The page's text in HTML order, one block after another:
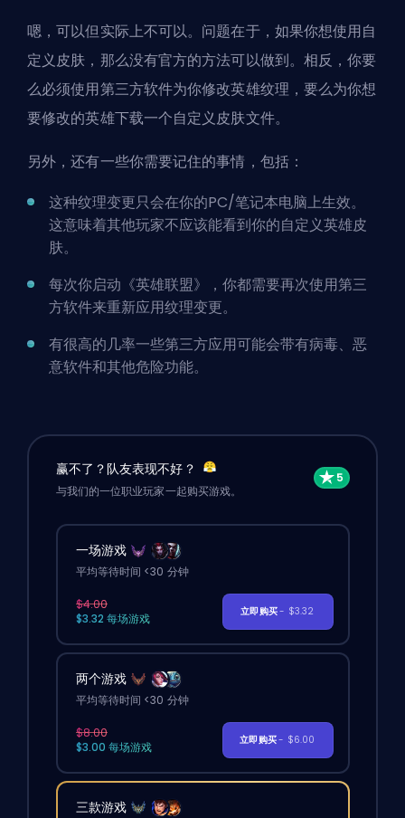
嗯，可以但实际上不可以。问题在于，如果你想使用自
定义皮肤，那么没有官方的方法可以做到。相反，你要
么必须使用第三方软件为你修改英雄纹理，要么为你想
要修改的英雄下载一个自定义皮肤文件。
另外，还有一些你需要记住的事情，包括：
这种纹理变更只会在你的PC/笔记本电脑上生效。
这意味着其他玩家不应该能看到你的自定义英雄皮
肤。
每次你启动《英雄联盟》，你都需要再次使用第三
方软件来重新应用纹理变更。
有很高的几率一些第三方应用可能会带有病毒、恶
意软件和其他危险功能。
赢不了？队友表现不好？
与我们的一位职业玩家一起购买游戏。
一场游戏
平均等待时间 <30 分钟
$4.00
$3.32 每场游戏
立即购买- $3.32
两个游戏
平均等待时间 <30 分钟
$8.00
$3.00 每场游戏
立即购买- $6.00
三款游戏